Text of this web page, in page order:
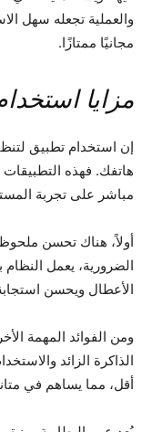
مجانيًا ممتازًا.
مزايا
إن استخدام تطبيق
هاتفك. فهذه التطبيقات
مباشر على تجربة
أولاً، هناك تحسن
الضرورية، يعمل
الأعطال ويحسن
ومن الفوائد المهمة
الذاكرة الزائد
أقل، مما يساهم في